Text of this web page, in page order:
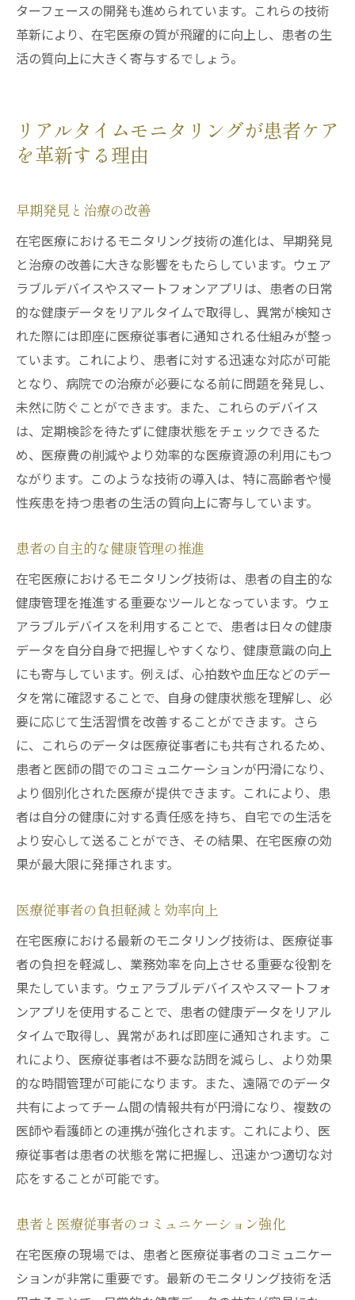
ターフェースの開発も進められています。これらの技術
革新により、在宅医療の質が飛躍的に向上し、患者の生
活の質向上に大きく寄与するでしょう。
リアルタイムモニタリングが患者ケア
を革新する理由
早期発見と治療の改善
在宅医療におけるモニタリング技術の進化は、早期発見
と治療の改善に大きな影響をもたらしています。ウェア
ラブルデバイスやスマートフォンアプリは、患者の日常
的な健康データをリアルタイムで取得し、異常が検知さ
れた際には即座に医療従事者に通知される仕組みが整っ
ています。これにより、患者に対する迅速な対応が可能
となり、病院での治療が必要になる前に問題を発見し、
未然に防ぐことができます。また、これらのデバイス
は、定期検診を待たずに健康状態をチェックできるた
め、医療費の削減やより効率的な医療資源の利用にもつ
ながります。このような技術の導入は、特に高齢者や慢
性疾患を持つ患者の生活の質向上に寄与しています。
患者の自主的な健康管理の推進
在宅医療におけるモニタリング技術は、患者の自主的な
健康管理を推進する重要なツールとなっています。ウェ
アラブルデバイスを利用することで、患者は日々の健康
データを自分自身で把握しやすくなり、健康意識の向上
にも寄与しています。例えば、心拍数や血圧などのデー
タを常に確認することで、自身の健康状態を理解し、必
要に応じて生活習慣を改善することができます。さら
に、これらのデータは医療従事者にも共有されるため、
患者と医師の間でのコミュニケーションが円滑になり、
より個別化された医療が提供できます。これにより、患
者は自分の健康に対する責任感を持ち、自宅での生活を
より安心して送ることができ、その結果、在宅医療の効
果が最大限に発揮されます。
医療従事者の負担軽減と効率向上
在宅医療における最新のモニタリング技術は、医療従事
者の負担を軽減し、業務効率を向上させる重要な役割を
果たしています。ウェアラブルデバイスやスマートフォ
ンアプリを使用することで、患者の健康データをリアル
タイムで取得し、異常があれば即座に通知されます。こ
れにより、医療従事者は不要な訪問を減らし、より効果
的な時間管理が可能になります。また、遠隔でのデータ
共有によってチーム間の情報共有が円滑になり、複数の
医師や看護師との連携が強化されます。これにより、医
療従事者は患者の状態を常に把握し、迅速かつ適切な対
応をすることが可能です。
患者と医療従事者のコミュニケーション強化
在宅医療の現場では、患者と医療従事者のコミュニケー
ションが非常に重要です。最新のモニタリング技術を活